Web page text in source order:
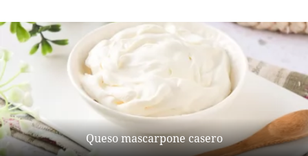
Queso mascarpone casero